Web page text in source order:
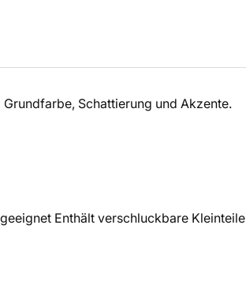
Schattierung und Akzente.
Enthält verschluckbare